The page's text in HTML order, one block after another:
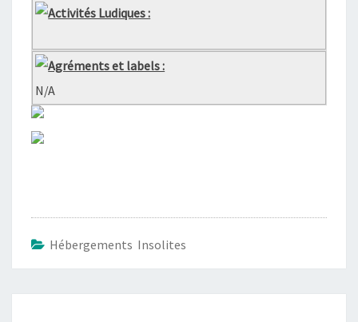
Activités Ludiques :
Agréments et labels :
N/A
Hébergements Insolites